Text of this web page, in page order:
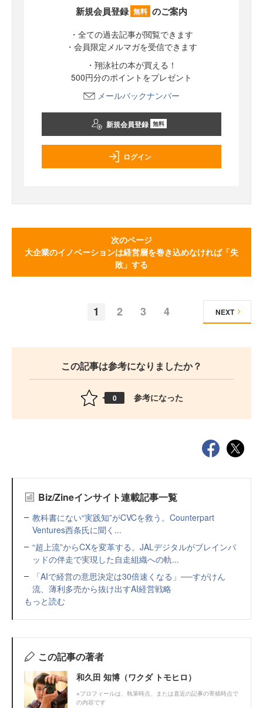
新規会員登録 無料 のご案内
・全ての過去記事が閲覧できます
・会員限定メルマガを受信できます
・翔泳社の本が買える！
500円分のポイントをプレゼント
メールバックナンバー
新規会員登録 無料
ログイン
次のページ
大企業のイノベーションは経営層を巻き込めなければ「失
敗」する
1 2 3 4 NEXT
この記事は参考になりましたか？
0 参考になった
Biz/Zineインサイト連載記事一覧
教科書にない“実践知”がCVCを救う。Counterpart
Ventures西条氏に聞く...
“超上流”からCXを変革する。JALデジタルがブレインパ
ッドの伴走で実現した自走組織への軌...
「AIで経営の意思決定は30倍速くなる」──すがけん
流、薄利多売から抜け出すAI経営戦略
もっと読む
この記事の著者
和久田 知博（ワクダ トモヒロ）
※プロフィールは、執筆時点、または直近の記事の寄稿時点で
の内容です